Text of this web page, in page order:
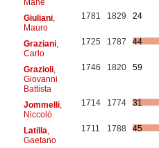
Giuliani,
Mauro
1781 1829 24
Graziani,
Carlo
1725 1787 44
Grazioli,
Giovanni
Battista
1746 1820 59
Jommelli,
Niccolò
1714 1774 31
Latilla
Gaetano
1711 1788 45